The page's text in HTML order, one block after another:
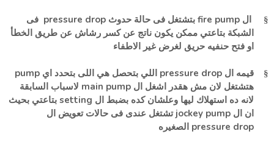
§ ال fire pump بتشتغل فى حالة حدوث pressure drop فى
الشبكة بتاعتي ممكن يكون ناتج عن كسر رشاش عن طريق الخطأ
او فتح حنفيه حريق لغرض غير الاطفاء
§ قيمه ال pressure drop اللي بتحصل هي اللى بتحدد اي pump
هتشتغل لان مش هقدر اشغل ال main pump لاسباب السابقة
لانه ده استهلاك ليها وعلشان كده بضبط ال settingبتاعتي بحيث
ان ال jockey pump تشتغل عندى فى حالات تعويض ال
pressure drop الصغيره